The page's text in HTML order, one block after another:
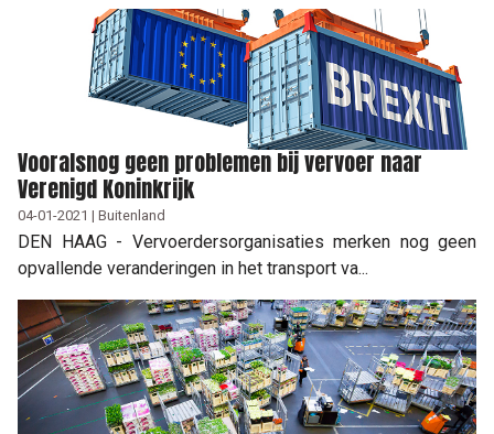
Vooralsnog geen problemen bij vervoer naar
Verenigd Koninkrijk
04-01-2021 | Buitenland
DEN HAAG - Vervoerdersorganisaties merken nog geen
opvallende veranderingen in het transport va...